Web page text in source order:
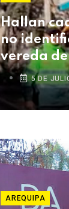
Hallan
no
vereda
Cusco5 DE
AREQUIPA